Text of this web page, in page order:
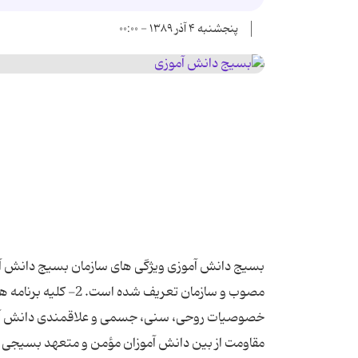
پنجشنبه ۴ آذر ۱۳۸۹ - ۰۰:۰۰